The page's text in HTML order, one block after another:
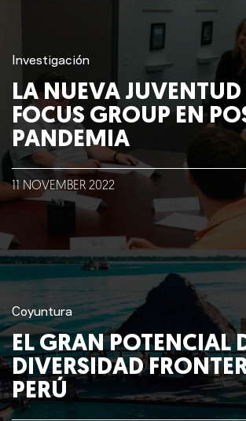
Investigación
LA NUEVA JUVENTUD
FOCUS GROUP EN
PANDEMIA
11 NOVEMBER 2022
Coyuntura
EL GRAN POTENCIAL
DIVERSIDAD
PERÚ